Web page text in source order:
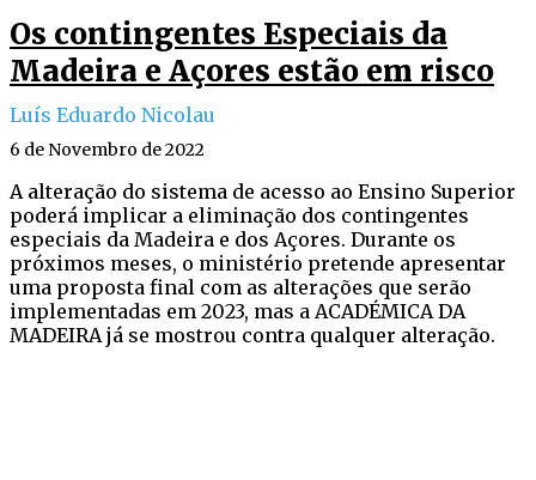
Os contingentes Especiais da
Madeira e Açores estão em risco
Luís Eduardo Nicolau
6 de Novembro de 2022
A alteração do sistema de acesso ao Ensino Superior
poderá implicar a eliminação dos contingentes
especiais da Madeira e dos Açores. Durante os
próximos meses, o ministério pretende apresentar
uma proposta final com as alterações que serão
implementadas em 2023, mas a ACADÉMICA DA
MADEIRA já se mostrou contra qualquer alteração.